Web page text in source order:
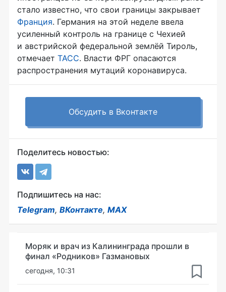
стало известно, что свои границы закрывает
Франция. Германия на этой неделе ввела
усиленный контроль на границе с Чехией
и австрийской федеральной землёй Тироль,
отмечает ТАСС. Власти ФРГ опасаются
распространения мутаций коронавируса.
Обсудить в Вконтакте
Поделитесь новостью:
Подпишитесь на нас:
Telegram, ВКонтакте, MAX
Моряк и врач из Калининграда прошли в
финал «Родников» Газмановых
сегодня, 10:31